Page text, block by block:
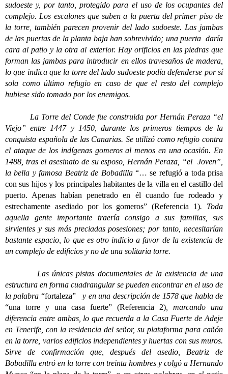
sudoeste y, por tanto, protegido para el uso de los ocupantes del
complejo. Los escalones que suben a la puerta del primer piso de
la torre, también parecen provenir del lado sudoeste. Las jambas
de las puertas de la planta baja han sobrevivido; una puerta daría
cara al patio y la otra al exterior. Hay orificios en las piedras que
forman las jambas para introducir en ellos travesaños de madera,
lo que indica que la torre del lado sudoeste podía defenderse por sí
sola como último refugio en caso de que el resto del complejo
hubiese sido tomado por los enemigos.
La Torre del Conde fue construida por Hernán Peraza “el
Viejo” entre 1447 y 1450, durante los primeros tiempos de la
conquista española de las Canarias. Se utilizó como refugio contra
el ataque de los indígenas gomeros al menos en una ocasión. En
1488, tras el asesinato de su esposo, Hernán Peraza, “el Joven”,
la bella y famosa Beatriz de Bobadilla “… se refugió a toda prisa
con sus hijos y los principales habitantes de la villa en el castillo del
puerto. Apenas habían penetrado en él cuando fue rodeado y
estrechamente asediado por los gomeros” (Referencia 1). Toda
aquella gente importante traería consigo a sus familias, sus
sirvientes y sus más preciadas posesiones; por tanto, necesitarían
bastante espacio, lo que es otro indicio a favor de la existencia de
un complejo de edificios y no de una solitaria torre.
Las únicas pistas documentales de la existencia de una
estructura en forma cuadrangular se pueden encontrar en el uso de
la palabra “fortaleza”
y en una descripción de 1578 que habla de
“una torre y una casa fuerte” (Referencia 2) , marcando una
diferencia entre ambas, lo que recuerda a la Casa Fuerte de Adeje
en Tenerife, con la residencia del señor, su plataforma para cañón
en la torre, varios edificios independientes y huertas con sus muros.
Sirve de confirmación que, después del asedio, Beatriz de
Bobadilla entró en la torre con treinta hombres y colgó a Hernando